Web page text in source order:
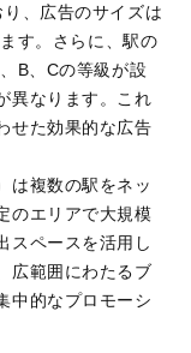
、広告のサイズは
す。さらに、駅の
B、Cの等級が設
異なります。これ
せた効果的な広告
は複数の駅をネッ
のエリアで大規模
スペースを活用し
広範囲にわたるブ
中的なプロモーシ